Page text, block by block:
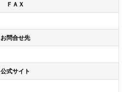
ＦＡＸ
お問合せ先
公式サイト